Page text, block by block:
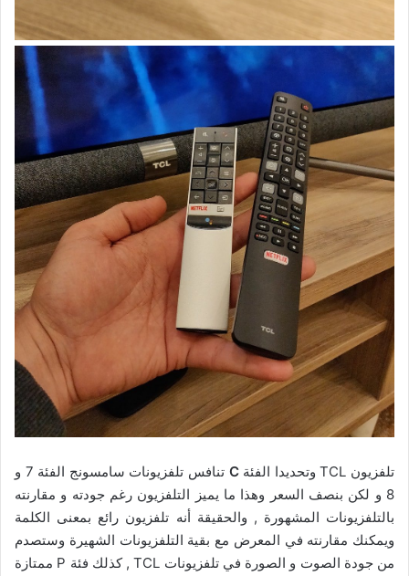
تلفزيون TCL وتحديدا الفئة C
تنافس تلفزيونات سامسونج الفئة 7 و
8 و لكن بنصف السعر وهذا ما يميز التلفزيون رغم جودته و مقارنته
بالتلفزيونات المشهورة , والحقيقة أنه تلفزيون رائع بمعنى الكلمة
ويمكنك مقارنته في المعرض مع بقية التلفزيونات الشهيرة وستصدم
من جودة الصوت و الصورة في تلفزيونات TCL , كذلك فئة P ممتازة